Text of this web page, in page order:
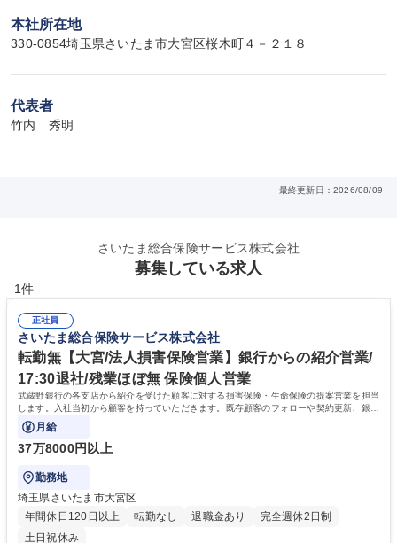
本社所在地
330-0854埼玉県さいたま市大宮区桜木町４－２１８
代表者
竹内　秀明
最終更新日：2026/08/09
さいたま総合保険サービス株式会社
募集している求人
1件
正社員
さいたま総合保険サービス株式会社
転勤無【大宮/法人損害保険営業】銀行からの紹介営業/
17:30退社/残業ほぼ無 保険個人営業
武蔵野銀行の各支店から紹介を受けた顧客に対する損害保険・生命保険の提案営業を担当
します。入社当初から顧客を持っていただきます。既存顧客のフォローや契約更新、銀行
支店への勉強会実施で紹介獲得します。
月給
37万8000円以上
勤務地
埼玉県さいたま市大宮区
年間休日120日以上
転勤なし 退職金あり
完全週休2日制
土日祝休み